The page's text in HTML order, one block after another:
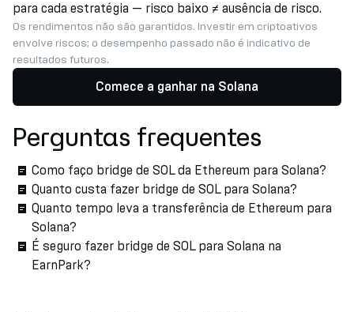
para cada estratégia — risco baixo ≠ ausência de risco.
Os rendimentos não são garantidos. Investir em criptoativos
envolve riscos; o desempenho passado não é indicativo de
resultados futuros.
Comece a ganhar na Solana
Perguntas frequentes
Como faço bridge de SOL da Ethereum para Solana?
Quanto custa fazer bridge de SOL para Solana?
Quanto tempo leva a transferência de Ethereum para
Solana?
É seguro fazer bridge de SOL para Solana na
EarnPark?